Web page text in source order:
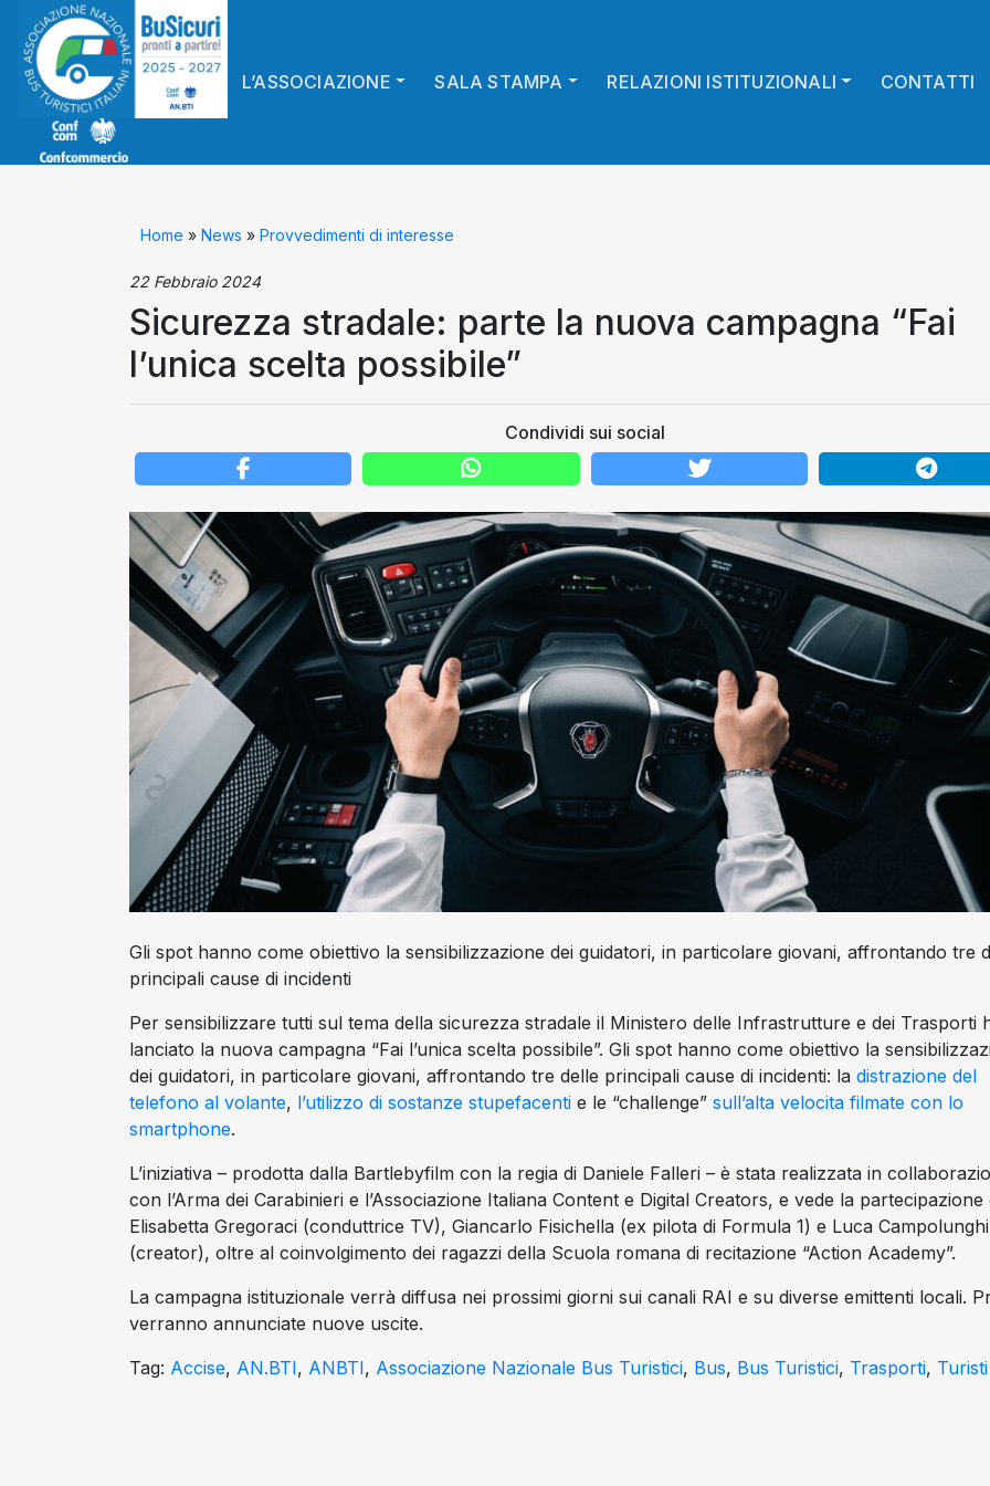
L’ASSOCIAZIONE SALA STAMPA RELAZIONI ISTITUZIONALI CONTATTI
Home » News » Provvedimenti di interesse
22 Febbraio 2024
Sicurezza stradale: parte la nuova campagna “Fai
l’unica scelta possibile”
Condividi sui social
Gli spot hanno come obiettivo la sensibilizzazione dei guidatori, in particolare giovani, affrontando tre
principali cause di incidenti
Per sensibilizzare tutti sul tema della sicurezza stradale il Ministero delle Infrastrutture e dei Trasporti
lanciato la nuova campagna “Fai l’unica scelta possibile”. Gli spot hanno come obiettivo la
dei guidatori, in particolare giovani, affrontando tre delle principali cause di incidenti: la distrazione del
telefono al volante, l’utilizzo di sostanze stupefacenti e le “challenge” sull’alta velocita filmate con lo
smartphone.
L’iniziativa – prodotta dalla Bartlebyfilm con la regia di Daniele Falleri – è stata realizzata in
con l’Arma dei Carabinieri e l’Associazione Italiana Content e Digital Creators, e vede la partecipazione
Elisabetta Gregoraci (conduttrice TV), Giancarlo Fisichella (ex pilota di Formula 1) e Luca Campolunghi
(creator), oltre al coinvolgimento dei ragazzi della Scuola romana di recitazione “Action Academy”.
La campagna istituzionale verrà diffusa nei prossimi giorni sui canali RAI e su diverse emittenti locali.
verranno annunciate nuove uscite.
Tag: Accise, AN.BTI, ANBTI, Associazione Nazionale Bus Turistici, Bus, Bus Turistici, Trasporti, Turisti